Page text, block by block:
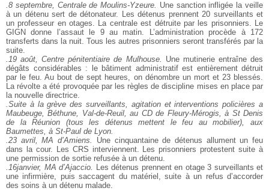
.8 septembre, Centrale de Moulins-Yzeure. Une sanction infligée la veille
à un détenu sert de détonateur. Les détenus prennent 20 surveillants et
un professeur en otages. La centrale est détruite par les prisonniers. Le
GIGN donne l’assaut le 9 au matin. L’administration procède à 172
transferts dans la nuit. Tous les autres prisonniers seront transférés par la
suite.
.19 août, Centre pénitentiaire de Mulhouse. Une mutinerie entraîne des
dégâts considérables : le bâtiment administratif est entièrement détruit
par le feu. Au bout de sept heures, on dénombre un mort et 23 blessés.
La révolte a été provoquée par les règles de discipline mises en place par
la nouvelle directrice.
.Suite à la grève des surveillants, agitation et interventions policières a
Maubeuge, Béthune, Val-de-Reuil, au CD de Fleury-Mérogis, à St Denis
de la Réunion (tous les détenus mettent le feu au mobilier), aux
Baumettes, à St-Paul de Lyon.
.23 avril, MA d’Amiens.
Une cinquantaine de détenus allument un feu
dans la cour. Les CRS interviennent. Les prisonniers protestent suite à
une permission de sortie refusée à un détenu.
.16janvier, MA d’Ajaccio. Les détenus prennent en otage 3 surveillants et
une infirmière, puis saccagent du matériel, suite à un refus d’accorder
des soins à un détenu malade.